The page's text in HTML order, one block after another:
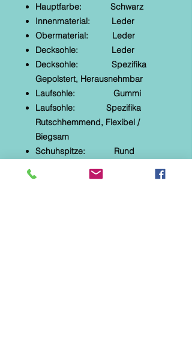
Hauptfarbe: Schwarz
Innenmaterial: Leder
Obermaterial: Leder
Decksohle: Leder
Decksohle: Spezifika
Gepolstert, Herausnehmbar
Laufsohle: Gummi
Laufsohle: Spezifika
Rutschhemmend, Flexibel /
Biegsam
Schuhspitze: Rund